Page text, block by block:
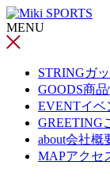
コ
ン
テ
MENU
STRINGガ
GOODS商
EVENTイベ
GREETING
about会社概
MAPアクセ